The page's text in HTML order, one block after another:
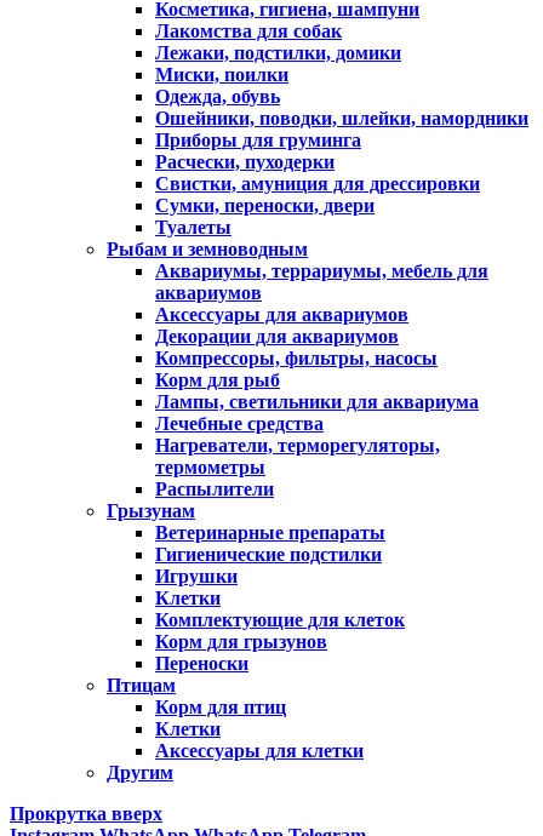
Косметика, гигиена, шампуни
Лакомства для собак
Лежаки, подстилки, домики
Миски, поилки
Одежда, обувь
Ошейники, поводки, шлейки, намордники
Приборы для груминга
Расчески, пуходерки
Свистки, амуниция для дрессировки
Сумки, переноски, двери
Туалеты
Рыбам и земноводным
Аквариумы, террариумы, мебель для
аквариумов
Аксессуары для аквариумов
Декорации для аквариумов
Компрессоры, фильтры, насосы
Корм для рыб
Лампы, светильники для аквариума
Лечебные средства
Нагреватели, терморегуляторы,
термометры
Распылители
Грызунам
Ветеринарные препараты
Гигиенические подстилки
Игрушки
Клетки
Комплектующие для клеток
Корм для грызунов
Переноски
Птицам
Корм для птиц
Клетки
Аксессуары для клетки
Другим
Прокрутка вверх